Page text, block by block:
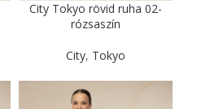
City Tokyo rövid ruha 02-
rózsaszín
City, Tokyo